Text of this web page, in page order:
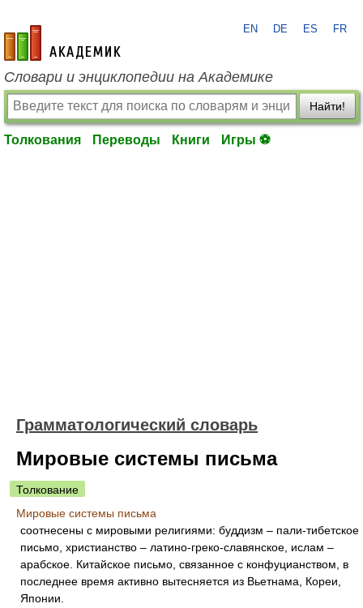
academic.ru
EN DE ES FR
Словари и энциклопедии на Академике
Найти!
Толкования Переводы Книги Игры ⚽
Грамматологический словарь
Мировые системы письма
Толкование
Мировые системы письма
соотнесены с мировыми религиями: буддизм – пали-тибетское
письмо, христианство – латино-греко-славянское, ислам –
арабское. Китайское письмо, связанное с конфуцианством, в
последнее время активно вытесняется из Вьетнама, Кореи,
Японии.